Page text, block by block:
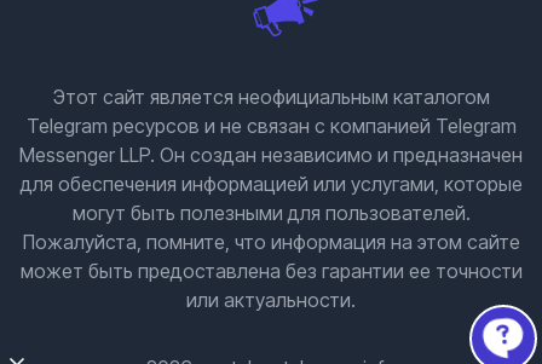
Этот сайт является неофициальным каталогом
Telegram ресурсов и не связан с компанией Telegram
Messenger LLP. Он создан независимо и предназначен
для обеспечения информацией или услугами, которые
могут быть полезными для пользователей.
Пожалуйста, помните, что информация на этом сайте
может быть предоставлена без гарантии ее точности
или актуальности.